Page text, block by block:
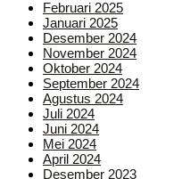
Februari 2025
Januari 2025
Desember 2024
November 2024
Oktober 2024
September 2024
Agustus 2024
Juli 2024
Juni 2024
Mei 2024
April 2024
Desember 2023